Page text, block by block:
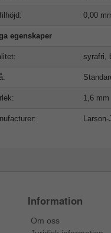
0,00
egenskaper
syrafri,
1,6 mm
Information
Om oss